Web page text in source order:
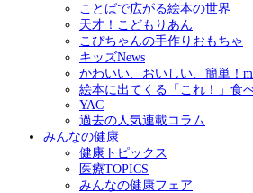
ことばで広がる絵本の世界
天才！こどもりあん
こぴちゃんの手作りおもちゃ
キッズNews
かわいい、おいしい、簡単！
絵本に出てくる「これ！」食
YAC
過去の人気連載コラム
みんなの健康
健康トピックス
医療TOPICS
みんなの健康フェア